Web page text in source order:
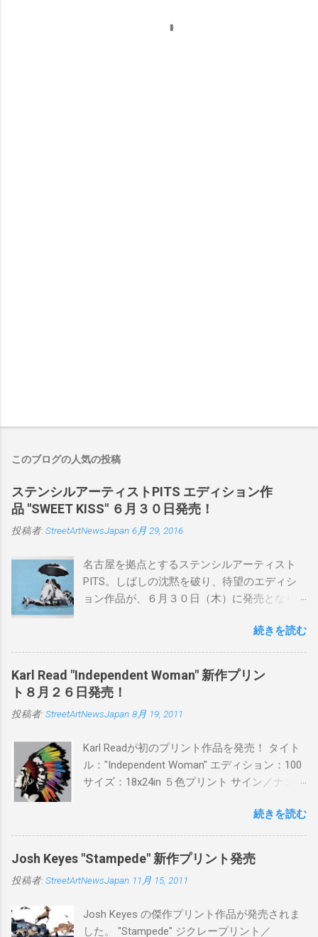
このブログの人気の投稿
ステンシルアーティストPITS エディション作
品 "SWEET KISS" ６月３０日発売！
投稿者: StreetArtNewsJapan 6月 29, 2016
名古屋を拠点とするステンシルアーティスト
PITS。しばしの沈黙を破り、待望のエディシ
ョン作品が、６月３０日（木）に発売となり
品に落とし込むスタイルは今作でも健在。(
PITSの過去記事はこちらから ) 発売日：6月30
日(木)19時 タイトル：SWEET KISS カラー：
BLUE/MINT GREEN/PINK/YELLOW エディショ
ン：各色５ サイズ：800mm × 550mm 価格：
¥16,000(¥17,280) 購入は、 こちら から
続きを読む
Karl Read "Independent Woman" 新作プリン
ト８月２６日発売！
投稿者: StreetArtNewsJapan 8月 19, 2011
Karl Readが初のプリント作品を発売！ タイト
ル："Independent Woman" エディション：100
サイズ：18x24in ５色プリント サイン／ナンバ
ドフィニッシュバージョン（エディション：
25）$125 購入は８月２６日に こちら から
続きを読む
Josh Keyes "Stampede" 新作プリント発売
投稿者: StreetArtNewsJapan 11月 15, 2011
Josh Keyes の傑作プリント作品が発売されま
した。 "Stampede" ジクレープリント／